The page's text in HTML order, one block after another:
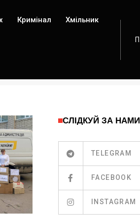
Кримінал Хмільник
СЛІДКУЙ ЗА НАМИ
TELEGRAM
FACEBOOK
INSTAGRAM